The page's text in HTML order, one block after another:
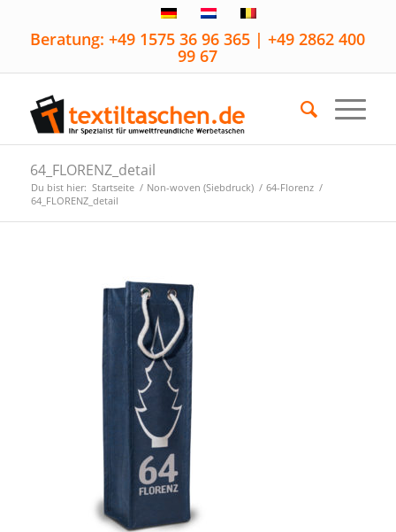
Beratung: +49 1575 36 96 365 | +49 2862 400
99 67
64_FLORENZ_detail
Du bist hier: Startseite / Non-woven (Siebdruck) / 64-Florenz /
64_FLORENZ_detail